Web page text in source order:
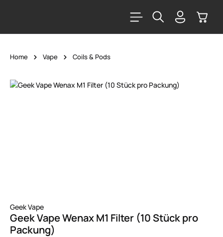
Home Vape Coils & Pods
Bildergalerie überspringen
Geek Vape
Geek Vape Wenax M1 Filter (10 Stück pro
Packung)